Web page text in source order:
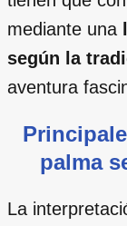
mediante una
según la
aventura
palma
La